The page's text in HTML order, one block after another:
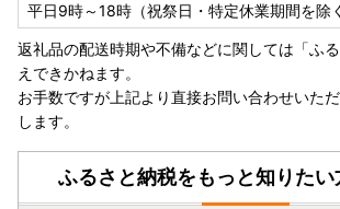
平日9時～18時（祝祭日・特定休業期間を除
返礼品の配送時期や不備などに関しては「ふ
えできかねます。
お手数ですが上記より直接お問い合わせいた
します。
ふるさと納税をもっと知りたい